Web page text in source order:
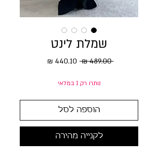
שמלת לינט
‏489.00 ‏₪ מחיר רגיל
נותרו רק 1 במלאי
הוספה לסל
לקנייה מהירה